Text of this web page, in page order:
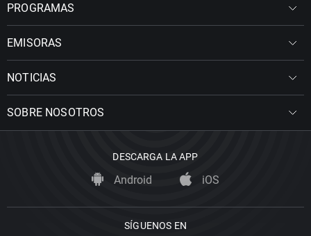
PROGRAMAS
EMISORAS
NOTICIAS
SOBRE NOSOTROS
DESCARGA LA APP
Android iOS
SÍGUENOS EN